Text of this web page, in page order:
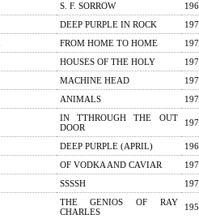
S. F. SORROW
DEEP PURPLE IN ROCK
FROM HOME TO HOME
HOUSES OF THE HOLY
MACHINE HEAD
ANIMALS
IN TTHROUGH THE OUT
DOOR
DEEP PURPLE (APRIL)
OF VODKA AND CAVIAR
SSSSH
THE GENIOS OF RAY
CHARLES